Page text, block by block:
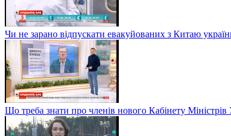
Чи не зарано відпускати евакуйованих з Китаю
Що треба знати про членів нового Кабінету Міністрів